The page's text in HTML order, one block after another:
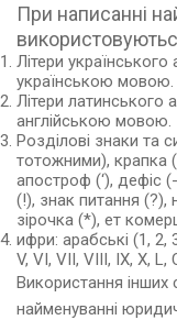
При написанні
Літери
українською мовою.
Літери латинського
англійською мовою.
Розділові знаки та
тотожними), крапка
апостроф (‘), дефіс
(!), знак питання
зірочка (*), ет
ифри: арабські (1, 2,
V, VI, VII, VIII, IX, X, L,
Використання інших
найменуванні